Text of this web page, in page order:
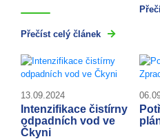
Přečíst celý článek
13.09.2024
Intenzifikace čistírny
odpadních vod ve
Čkyni